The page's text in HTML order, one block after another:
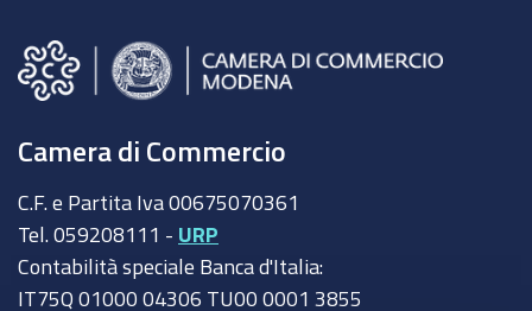
Camera di Commercio
C.F. e Partita Iva 00675070361
Tel. 059208111 - URP
Contabilità speciale Banca d'Italia:
IT75Q 01000 04306 TU00 0001 3855